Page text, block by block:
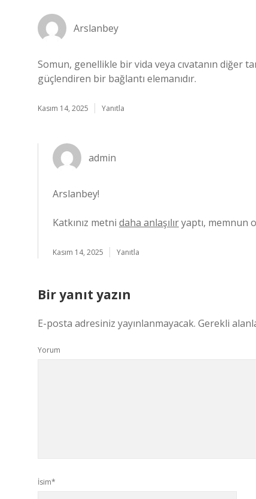
Arslanbey
Somun, genellikle bir vida veya cıvatanın diğer
güçlendiren bir bağlantı elemanıdır.
Kasım 14, 2025 Yanıtla
admin
Arslanbey!
Katkınız metni daha anlaşılıryaptı, memnun
Kasım 14, 2025 Yanıtla
Bir yanıt yazın
E-posta adresiniz yayınlanmayacak. Gerekli
Yorum
İsim*